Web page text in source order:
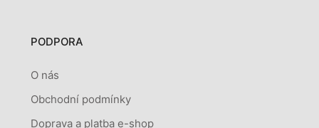
PODPORA
O nás
Obchodní podmínky
Doprava a platba e-shop